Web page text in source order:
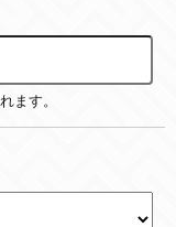
ます。